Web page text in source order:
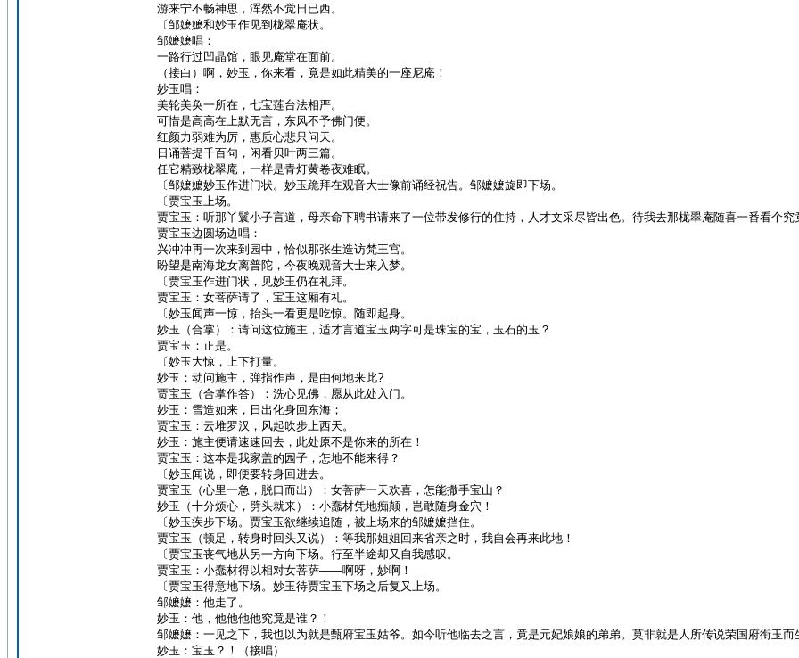
游来宁不畅神思，浑然不觉日已西。
〔邹嬷嬷和妙玉作见到栊翠庵状。
邹嬷嬷唱：
一路行过凹晶馆，眼见庵堂在面前。
（接白）啊，妙玉，你来看，竟是如此精美的一座尼庵！
妙玉唱：
美轮美奂一所在，七宝莲台法相严。
可惜是高高在上默无言，东风不予佛门便。
红颜力弱难为厉，惠质心悲只问天。
日诵菩提千百句，闲看贝叶两三篇。
任它精致栊翠庵，一样是青灯黄卷夜难眠。
〔邹嬷嬷妙玉作进门状。妙玉跪拜在观音大士像前诵经祝告。邹嬷嬷旋即下场。
〔贾宝玉上场。
贾宝玉：听那丫鬟小子言道，母亲命下聘书请来了一位带发修行的住持，人才文采尽皆出色。待我去那栊翠庵随喜一番看个
贾宝玉边圆场边唱：
兴冲冲再一次来到园中，恰似那张生造访梵王宫。
盼望是南海龙女离普陀，今夜晚观音大士来入梦。
〔贾宝玉作进门状，见妙玉仍在礼拜。
贾宝玉：女菩萨请了，宝玉这厢有礼。
〔妙玉闻声一惊，抬头一看更是吃惊。随即起身。
妙玉（合掌）：请问这位施主，适才言道宝玉两字可是珠宝的宝，玉石的玉？
贾宝玉：正是。
〔妙玉大惊，上下打量。
妙玉：动问施主，弹指作声，是由何地来此?
贾宝玉（合掌作答）：洗心见佛，愿从此处入门。
妙玉：雪造如来，日出化身回东海；
贾宝玉：云堆罗汉，风起吹步上西天。
妙玉：施主便请速速回去，此处原不是你来的所在！
贾宝玉：这本是我家盖的园子，怎地不能来得？
〔妙玉闻说，即便要转身回进去。
贾宝玉（心里一急，脱口而出）：女菩萨一天欢喜，怎能撒手宝山？
妙玉（十分烦心，劈头就来）：小蠢材凭地痴颠，岂敢随身金穴！
〔妙玉疾步下场。贾宝玉欲继续追随，被上场来的邹嬷嬷挡住。
贾宝玉（顿足，转身时回头又说）：等我那姐姐回来省亲之时，我自会再来此地！
〔贾宝玉丧气地从另一方向下场。行至半途却又自我感叹。
贾宝玉：小蠢材得以相对女菩萨——啊呀，妙啊！
〔贾宝玉得意地下场。妙玉待贾宝玉下场之后复又上场。
邹嬷嬷：他走了。
妙玉：他，他他他他究竟是谁？！
邹嬷嬷：一见之下，我也以为就是甄府宝玉姑爷。如今听他临去之言，竟是元妃娘娘的弟弟。莫非就是人所传说荣国府衔玉而
妙玉：宝玉？！（接唱）